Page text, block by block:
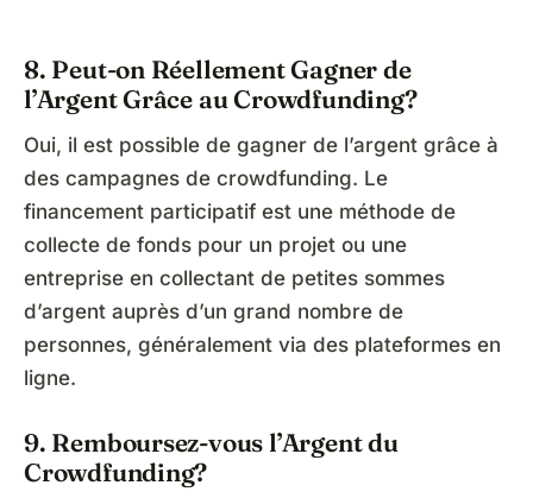
8. Peut-on Réellement Gagner de
l’Argent Grâce au Crowdfunding?
Oui, il est possible de gagner de l’argent grâce à
des campagnes de crowdfunding. Le
financement participatif est une méthode de
collecte de fonds pour un projet ou une
entreprise en collectant de petites sommes
d’argent auprès d’un grand nombre de
personnes, généralement via des plateformes en
ligne.
9. Remboursez-vous l’Argent du
Crowdfunding?